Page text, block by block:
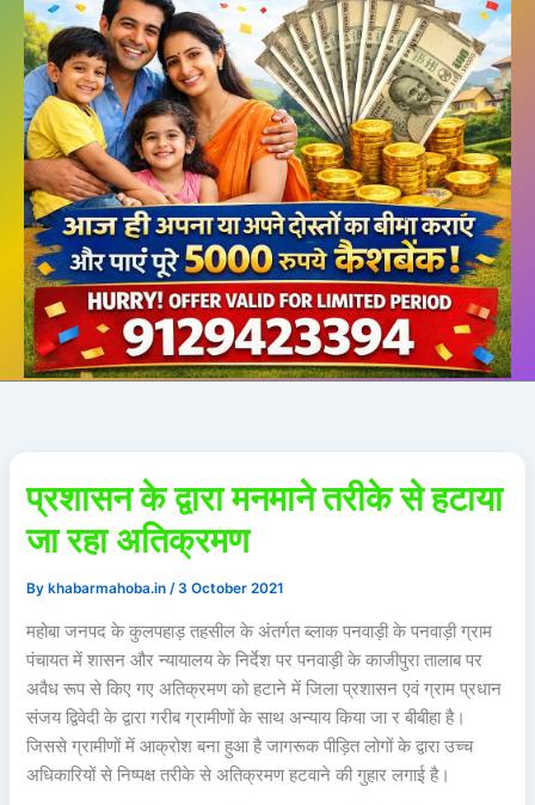
प्रशासन के द्वारा मनमाने तरीके से हटाया
जा रहा अतिक्रमण
By khabarmahoba.in/3 October 2021
महोबा जनपद के कुलपहाड़ तहसील के अंतर्गत ब्लाक पनवाड़ी के पनवाड़ी ग्राम
पंचायत में शासन और न्यायालय के निर्देश पर पनवाड़ी के काजीपुरा तालाब पर
अवैध रूप से किए गए अतिक्रमण को हटाने में जिला प्रशासन एवं ग्राम प्रधान
संजय द्विवेदी के द्वारा गरीब ग्रामीणों के साथ अन्याय किया जा र बीबीहा है।
जिससे ग्रामीणों में आक्रोश बना हुआ है जागरूक पीड़ित लोगों के द्वारा उच्च
अधिकारियों से निष्पक्ष तरीके से अतिक्रमण हटवाने की गुहार लगाई है।